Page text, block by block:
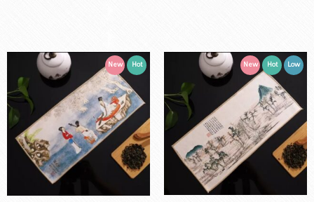
New Hot New Hot Low